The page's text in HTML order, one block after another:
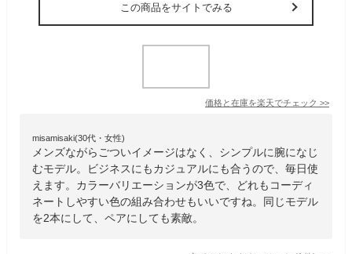
この商品をサイトでみる
価格と在庫を楽天でチェック >>
misamisaki(30代・女性)
メンズながらごついイメージはなく、シンプルに腕になじ
むモデル。ビジネスにもカジュアルにも合うので、毎日使
えます。カラーバリエーションが3色で、どれもコーディ
ネートしやすい色の組み合わせもいいですね。同じモデル
を2本にして、ペアにしても素敵。